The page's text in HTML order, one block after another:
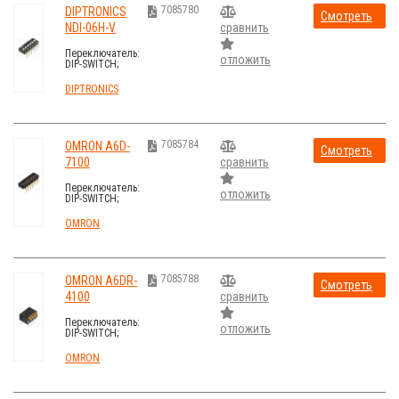
DIPTRONICS
NDI-06H-V
Переключатель:
DIP-SWITCH;
секций:6; ON-
OFF; 0,1A/24ВDC
DIPTRONICS
7085780
сравнить
отложить
Смотреть
стоимость
OMRON A6D-
7100
Переключатель:
DIP-SWITCH;
секций:7; ON-
OFF;
OMRON
7085784
сравнить
отложить
Смотреть
стоимость
OMRON A6DR-
4100
Переключатель:
DIP-SWITCH;
секций:4; ON-
OFF;
OMRON
7085788
сравнить
отложить
Смотреть
стоимость